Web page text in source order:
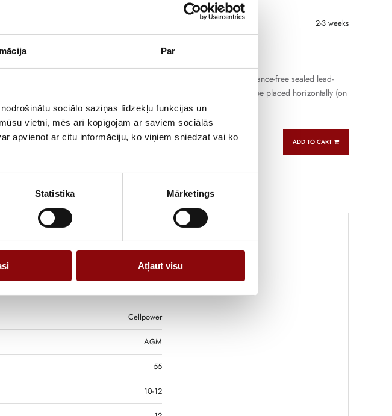
Par
sociālo saziņas līdzekļu funkcijas un
vietni, mēs arī kopīgojam ar saviem sociālās
apvienot ar citu informāciju, ko viņiem sniedzat vai ko
Statistika Mārketings
Atļaut visu
NOT IN STOCK IN RIGA
2-3 weeks
The batteries manufactured by Cellpower are maintenance-free sealed lead-
acid batteries with immobilized electrolyte. They can be placed horizontally (on
their sides) for operation.
ADD TO CART
17.8 kg
22.8x13.9x20.2 cm
Cellpower
AGM
55
10-12